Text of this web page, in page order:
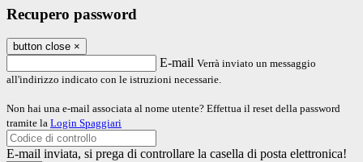
Recupero password
button close ×
E-mail Verrà inviato un messaggio
all'indirizzo indicato con le istruzioni necessarie.
Non hai una e-mail associata al nome utente? Effettua il reset della password
tramite la Login Spaggiari
E-mail inviata, si prega di controllare la casella di posta elettronica!